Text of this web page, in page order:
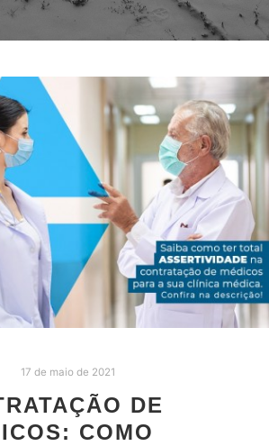
17 de maio de 2021
DE
COMO